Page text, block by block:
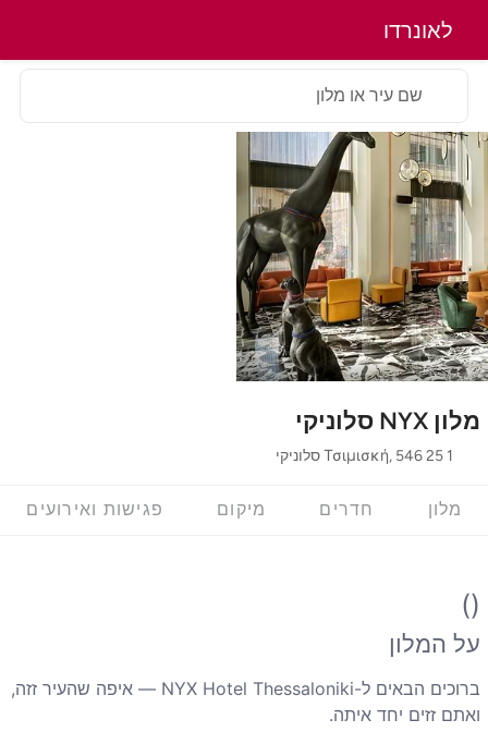
לאונרדו
מלון NYX סלוניקי
1 Τσιμισκή, 546 25 סלוניקי
שם עיר או מלון
מלון חדרים מיקום פגישות ואירועים
()
על המלון
ברוכים הבאים ל-NYX Hotel Thessaloniki — איפה שהעיר זזה,
ואתם זזים יחד איתה.